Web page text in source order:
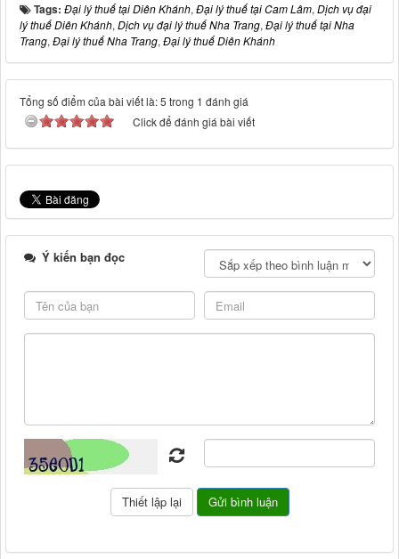
Tags: Đại lý thuế tại Diên Khánh, Đại lý thuế tại Cam Lâm, Dịch vụ đại
lý thuế Diên Khánh, Dịch vụ đại lý thuế Nha Trang, Đại lý thuế tại Nha
Trang, Đại lý thuế Nha Trang, Đại lý thuế Diên Khánh
Tổng số điểm của bài viết là: 5 trong 1 đánh giá
Click để đánh giá bài viết
Ý kiến bạn đọc